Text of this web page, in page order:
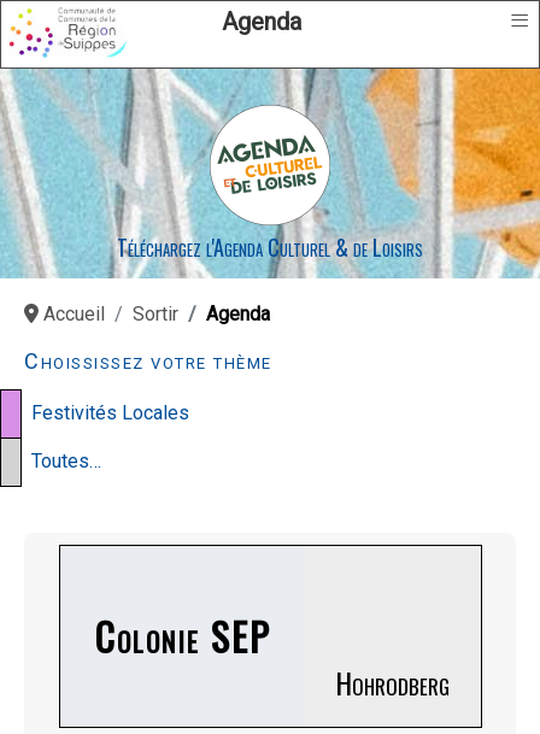
Agenda ≡
Téléchargez l'Agenda Culturel & de Loisirs
Accueil Sortir Agenda
Choississez votre thème
Festivités Locales
Toutes…
Colonie SEP
Hohrodberg